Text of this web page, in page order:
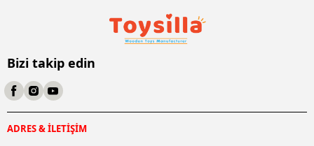
Bizi takip edin
ADRES & İLETİŞİM